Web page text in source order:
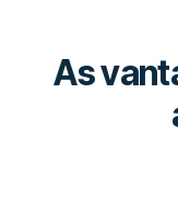
As